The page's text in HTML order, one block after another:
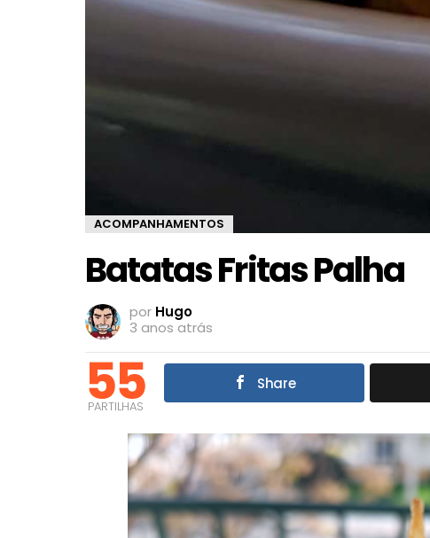
ACOMPANHAMENTOS
Batatas Fritas Palha
por Hugo
3 anos atrás
55
PARTILHAS
Share